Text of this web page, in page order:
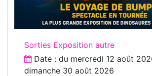
Sorties Exposition autre
Date : du mercredi 12 août
dimanche 30 août 2026